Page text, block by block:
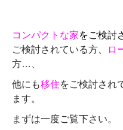
コンパクトな家をご検討
ご検討されている方、
ロ
方…、
他にも移住をご検討され
ます。
まずは一度ご覧下さい。